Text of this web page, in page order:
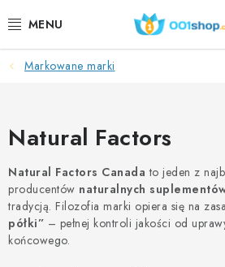
do
DOPLŇKY STRAVY
ARTYKUŁY SPOŻYWCZE
TEMATY
Markowane marki
Natural Factors
Natural Factors Canada to jeden z
producentów naturalnych
tradycją. Filozofia marki opiera się na
półki” – pełnej kontroli jakości od
końcowego.